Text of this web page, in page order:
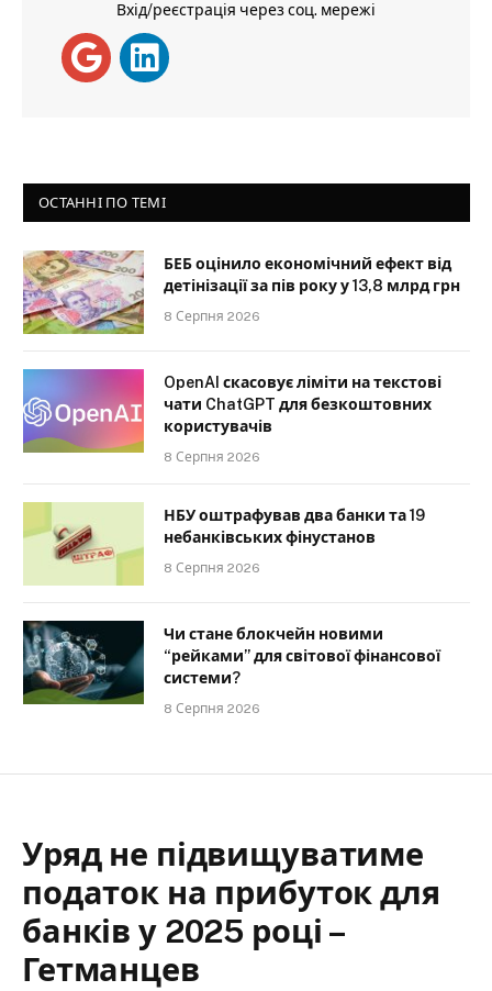
Вхід/реєстрація через соц. мережі
ОСТАННІ ПО ТЕМІ
БЕБ оцінило економічний ефект від
детінізації за пів року у 13,8 млрд грн
8 Серпня 2026
OpenAI скасовує ліміти на текстові
чати ChatGPT для безкоштовних
користувачів
8 Серпня 2026
НБУ оштрафував два банки та 19
небанківських фінустанов
8 Серпня 2026
Чи стане блокчейн новими
“рейками” для світової фінансової
системи?
8 Серпня 2026
Уряд не підвищуватиме
податок на прибуток для
банків у 2025 році –
Гетманцев